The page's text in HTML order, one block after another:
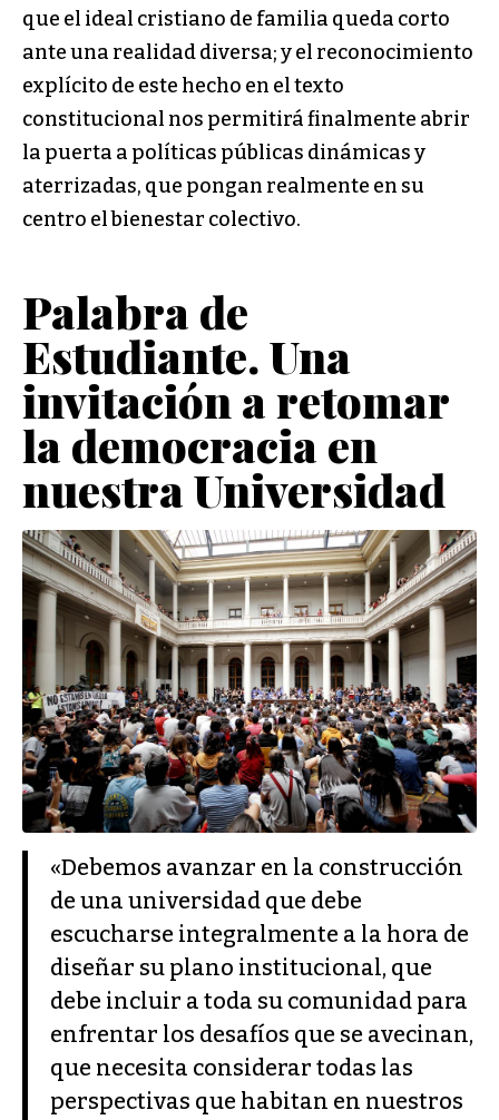
que el ideal cristiano de familia queda corto
ante una realidad diversa; y el reconocimiento
explícito de este hecho en el texto
constitucional nos permitirá finalmente abrir
la puerta a políticas públicas dinámicas y
aterrizadas, que pongan realmente en su
centro el bienestar colectivo.
Palabra de
Estudiante. Una
invitación a retomar
la democracia en
nuestra Universidad
«Debemos avanzar en la construcción
de una universidad que debe
escucharse integralmente a la hora de
diseñar su plano institucional, que
debe incluir a toda su comunidad para
enfrentar los desafíos que se avecinan,
que necesita considerar todas las
perspectivas que habitan en nuestros